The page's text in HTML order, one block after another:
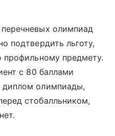
олимпиад
подтвердить льготу,
профильному предмету.
с 80 баллами
олимпиады,
стобалльником,